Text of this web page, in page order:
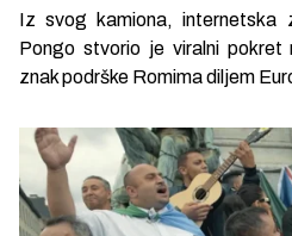
Iz svog kamiona, internetska
Pongo stvorio je viralni pokret
znak podrške Romima diljem